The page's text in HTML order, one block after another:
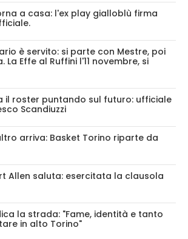
a casa: l'ex play gialloblù firma
è servito: si parte con Mestre, poi
La Effe al Ruffini l'11 novembre, si
il roster puntando sul futuro: ufficiale
Scandiuzzi
arriva: Basket Torino riparte da
Allen saluta: esercitata la clausola
la strada: "Fame, identità e tanto
in alto Torino"